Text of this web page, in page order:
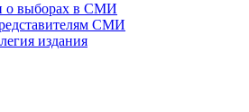
о выборах в СМИ
СМИ
издания